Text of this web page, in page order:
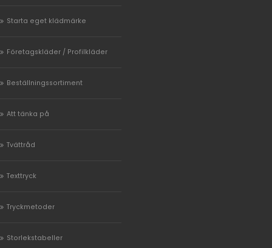
Starta eget klädmärke
Företagskläder / Profilkläder
Beställningssortiment
Att tänka på
Tvättråd
Texttryck
Tryckmetoder
Storlekstabeller